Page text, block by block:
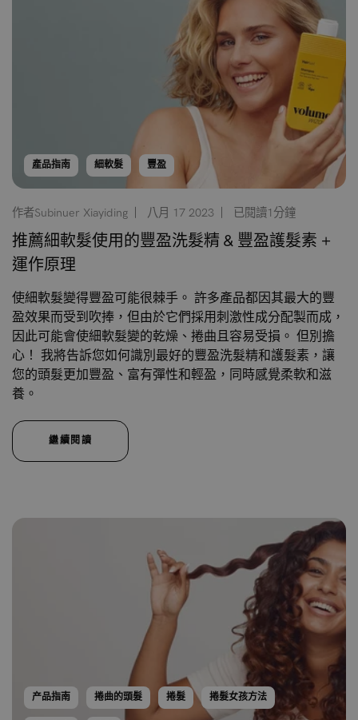
產品指南 細軟髮 豐盈
作者Subinuer Xiayiding 八月 17 2023 已閱讀1分鐘
推薦細軟髮使用的豐盈洗髮精 & 豐盈護髮素 +
運作原理
使細軟髮變得豐盈可能很棘手。 許多產品都因其最大的豐
盈效果而受到吹捧，但由於它們採用刺激性成分配製而成，
因此可能會使細軟髮變的乾燥、捲曲且容易受損。 但別擔
心！ 我將告訴您如何識別最好的豐盈洗髮精和護髮素，讓
您的頭髮更加豐盈、富有彈性和輕盈，同時感覺柔軟和滋
養。
繼續閱讀
产品指南 捲曲的頭髮 捲髮 捲髮女孩方法